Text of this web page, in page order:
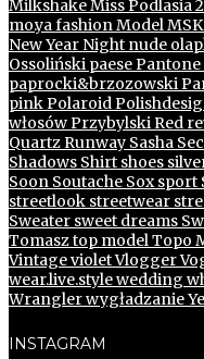
MilkshakeMiss Podlasia
mo.ya fashionModel
New Year Night nude
Ossoliński paesePantone
paprocki&brzozowski
pinkPolaroid
włosówPrzybylskiRed
QuartzRunway Sasha
Shadows Shirt shoes
Soon Soutache Soxsport
streetlook streetwear
Sweater sweet dreams
Tomasztop modelTopo
VintagevioletVlogger
wear.live.stylewedding
Wranglerwygładzanie
INSTAGRAM